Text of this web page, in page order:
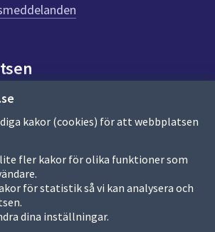
kakor (cookies) för att webbplatsen
fler kakor för olika funktioner som
för statistik så vi kan analysera och
dina inställningar.
och diarium